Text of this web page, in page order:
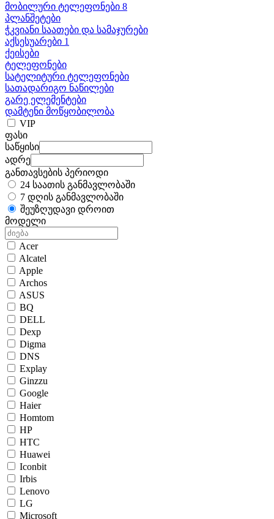
მობილური ტელეფონები 8
პლანშეტები
ჭკვიანი საათები და სამაჯურები
აქსესუარები 1
ქეისები
ტელეფონები
სატელიტური ტელეფონები
სათადარიგო ნაწილები
გარე ელემენტები
დამტენი მოწყობილობა
VIP
ფასი
საწყისი
ადრე
განთავსების პერიოდი
24 საათის განმავლობაში
7 დღის განმავლობაში
შეუზღუდავი დროით
მოდელი
Acer
Alcatel
Apple
Archos
ASUS
BQ
DELL
Dexp
Digma
DNS
Explay
Ginzzu
Google
Haier
Homtom
HP
HTC
Huawei
Iconbit
Irbis
Lenovo
LG
Microsoft